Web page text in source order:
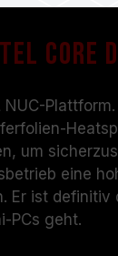
Core
NUC-
um
eine
Er ist definitiv
PCs geht.